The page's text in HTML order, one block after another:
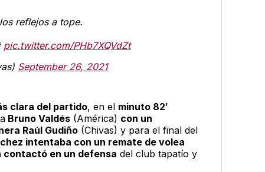
reflejos a tope.
pic.twitter.com/PHb7XQVdZt
September 26, 2021
clara del partido, en el minuto 82′
Bruno Valdés(América) con un
Raúl Gudiño(Chivas) y para el final del
intentaba con un remate de volea
contactó en un defensa del club tapatío y